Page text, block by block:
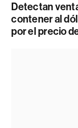
Detectan
contener al
por el precio